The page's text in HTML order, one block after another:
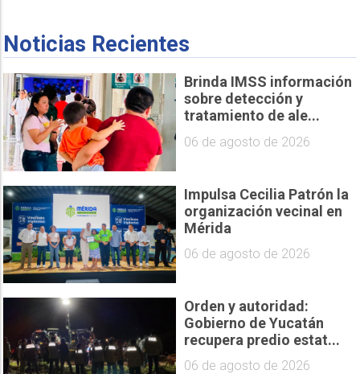
Noticias Recientes
Brinda IMSS información
sobre detección y
tratamiento de ale...
06 de agosto de 2026
Impulsa Cecilia Patrón la
organización vecinal en
Mérida
06 de agosto de 2026
Orden y autoridad:
Gobierno de Yucatán
recupera predio estat...
06 de agosto de 2026